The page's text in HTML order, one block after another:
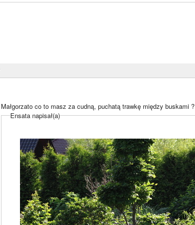
Małgorzato co to masz za cudną, puchatą trawkę między buskami ?
Ensata napisał(a)